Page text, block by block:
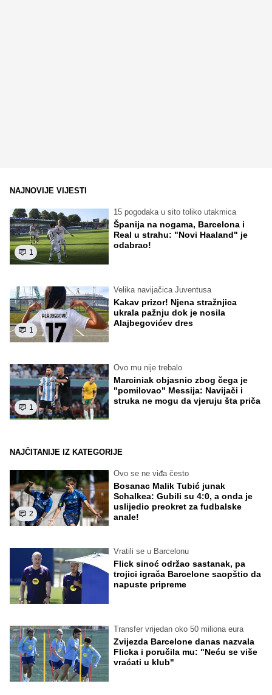
NAJNOVIJE VIJESTI
1
15 pogodaka u sito toliko utakmica
Španija na nogama, Barcelona i
Real u strahu: "Novi Haaland" je
odabrao!
1
Velika navijačica Juventusa
Kakav prizor! Njena stražnjica
ukrala pažnju dok je nosila
Alajbegovićev dres
1
Ovo mu nije trebalo
Marciniak objasnio zbog čega je
"pomilovao" Messija: Navijači i
struka ne mogu da vjeruju šta priča
NAJČITANIJE IZ KATEGORIJE
2
Ovo se ne viđa često
Bosanac Malik Tubić junak
Schalkea: Gubili su 4:0, a onda je
uslijedio preokret za fudbalske
anale!
Vratili se u Barcelonu
Flick sinoć održao sastanak, pa
trojici igrača Barcelone saopštio da
napuste pripreme
Transfer vrijedan oko 50 miliona eura
Zvijezda Barcelone danas nazvala
Flicka i poručila mu: "Neću se više
vraćati u klub"